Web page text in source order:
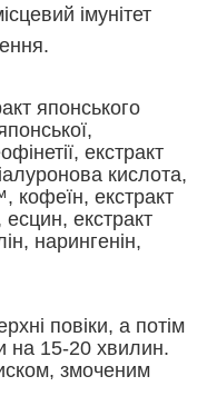
імунітет
японського
екстракт
кислота,
кофеїн, екстракт
есцин, екстракт
нарингенін,
повіки, а потім
на 15-20 хвилин.
змоченим